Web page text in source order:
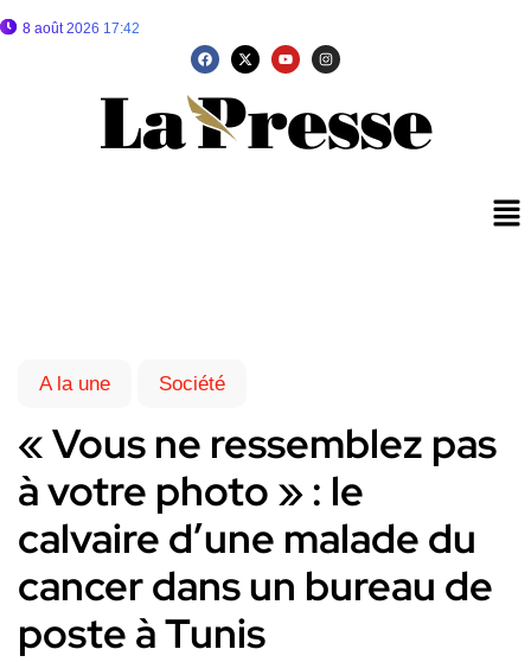
8 août 2026 17:42
A la une Société
« Vous ne ressemblez pas
à votre photo » : le
calvaire d’une malade du
cancer dans un bureau de
poste à Tunis